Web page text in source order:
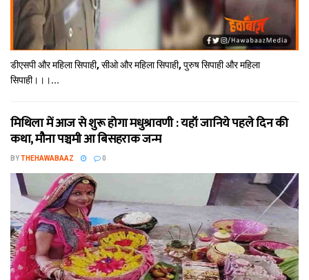
डीएसपी और महिला सिपाही, सीओ और महिला सिपाही, पुरुष सिपाही और महिला
सिपाही।।।...
मिथि‍ला में आज से शुरू होगा मधुश्रावणी : यहॉं जानिये पहले दिन की
कथा, मौना पञ्चमी आ बिसहराक जन्म
BYTHEHAWABAAZ 0